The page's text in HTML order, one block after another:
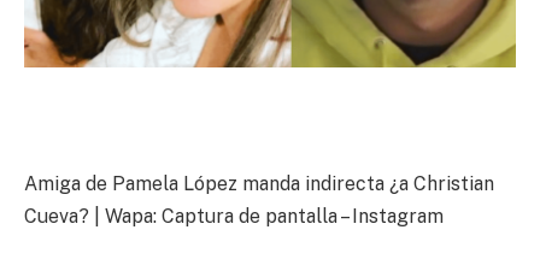
Amiga de Pamela López manda indirecta ¿a Christian
Cueva? | Wapa: Captura de pantalla – Instagram